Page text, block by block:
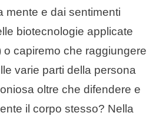
mente e dai sentimenti
biotecnologie applicate
o capiremo che raggiungere
varie parti della persona
oltre che difendere e
il corpo stesso? Nella